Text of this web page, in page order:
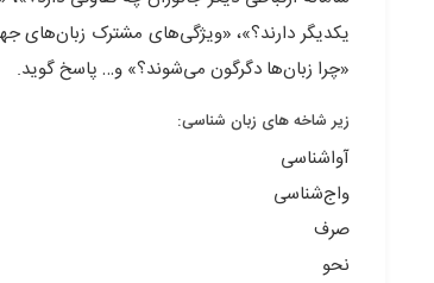
یکدیگر دارند؟»، «ویژگی‌های مشترک زبان‌های
«چرا زبان‌ها دگرگون می‌شوند؟» و… پاسخ گوید.
زیر شاخه های زبان شناسی:
آواشناسی
واج‌شناسی
صرف
نحو